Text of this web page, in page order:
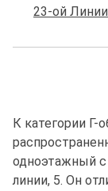
К категории Г-
одноэтажный
линии, 5. Он